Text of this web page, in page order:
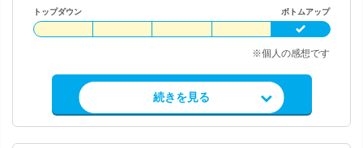
トップダウン ボトムアップ
※個人の感想です
求人情報を見る
続きを見る